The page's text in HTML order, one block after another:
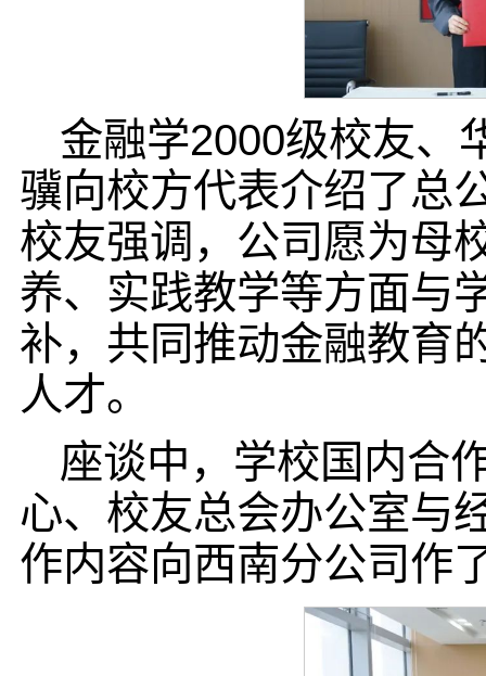
金融学2000级校友、
骥向校方代表介绍了总
校友强调，公司愿为母
养、实践教学等方面与
补，共同推动金融教育
人才。
座谈中，学校国内合
心、校友总会办公室与
作内容向西南分公司作